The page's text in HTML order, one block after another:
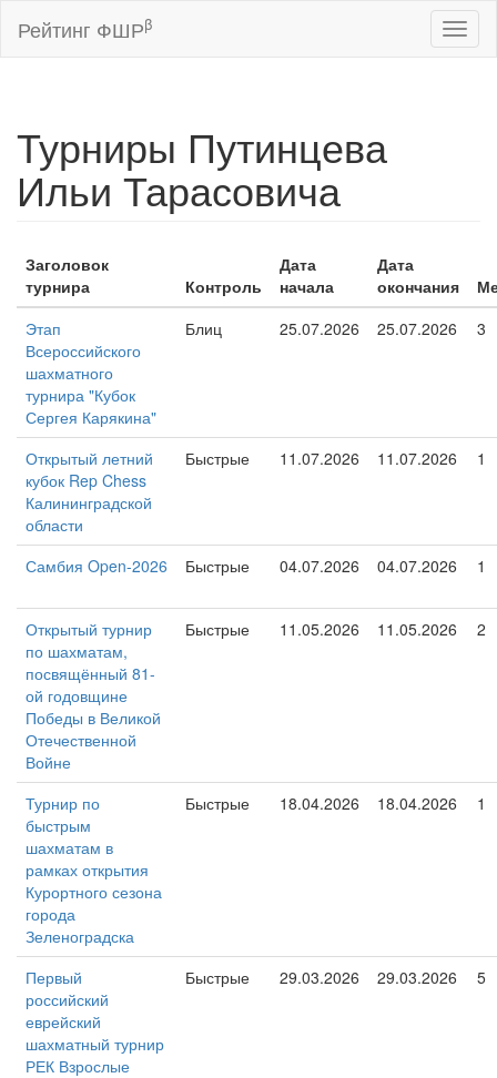
Рейтинг ФШРβ
Турниры Путинцева
Ильи Тарасовича
Заголовок
турнира
Контроль
Дата
начала
Дата
окончания
Этап
Всероссийского
шахматного
турнира "Кубок
Сергея Карякина"
Блиц 25.07.2026 25.07.2026 3
Открытый летний
кубок Rep Chess
Калининградской
области
Быстрые 11.07.2026 11.07.2026 1
Самбия Open-2026 Быстрые 04.07.2026 04.07.2026 1
Открытый турнир
по шахматам,
посвящённый 81-
ой годовщине
Победы в Великой
Отечественной
Войне
Быстрые 11.05.2026 11.05.2026 2
Турнир по
быстрым
шахматам в
рамках открытия
Курортного сезона
города
Зеленоградска
Быстрые 18.04.2026 18.04.2026 1
Первый
российский
еврейский
шахматный турнир
РЕК Взрослые
Быстрые 29.03.2026 29.03.2026 5